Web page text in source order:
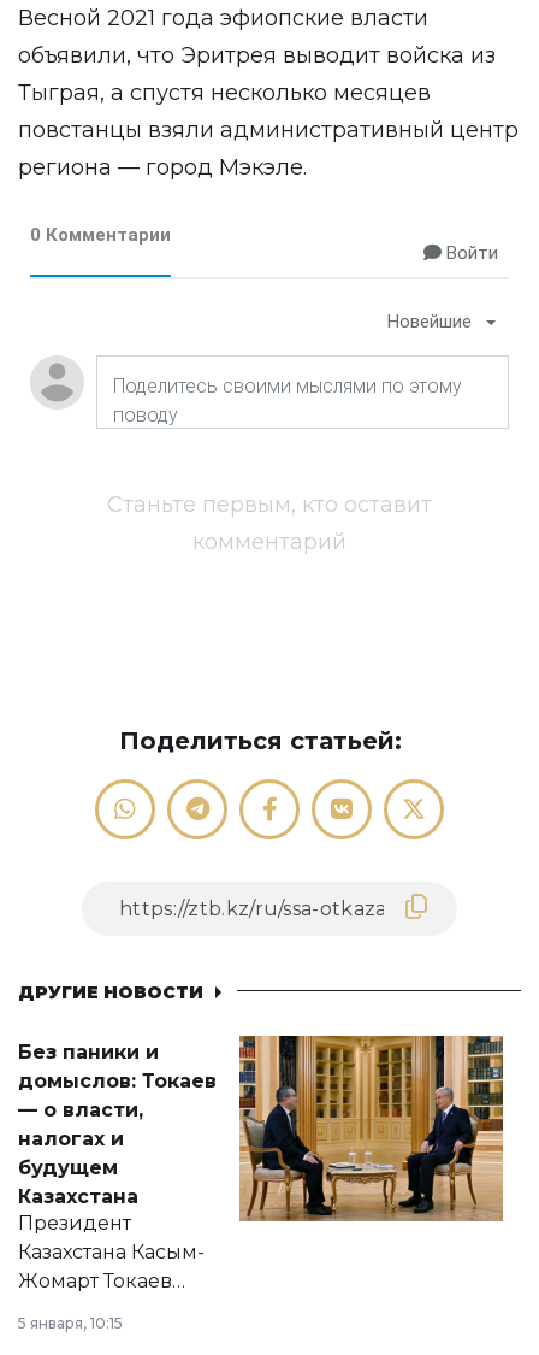
Весной 2021 года эфиопские власти
объявили, что Эритрея выводит войска из
Тыграя, а спустя несколько месяцев
повстанцы взяли административный центр
региона — город Мэкэле.
0 Комментарии
Войти
Новейшие
Станьте первым, кто оставит
комментарий
Поделиться статьей:
ДРУГИЕ НОВОСТИ
Без паники и
домыслов: Токаев
— о власти,
налогах и
будущем
Казахстана
Президент
Казахстана Касым-
Жомарт Токаев
сразу несколько
5 января, 10:15